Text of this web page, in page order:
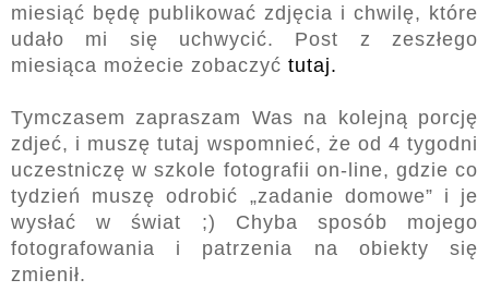
miesiąć będę publikować zdjęcia i chwilę, które
udało mi się uchwycić. Post z zeszłego
miesiąca możecie zobaczyć tutaj.
Tymczasem zapraszam Was na kolejną porcję
zdjeć, i muszę tutaj wspomnieć, że od 4 tygodni
uczestniczę w szkole fotografii on-line, gdzie co
tydzień muszę odrobić „zadanie domowe” i je
wysłać w świat ;) Chyba sposób mojego
fotografowania i patrzenia na obiekty się
zmienił.